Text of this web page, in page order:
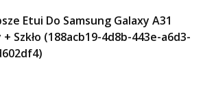
Etui Do Samsung Galaxy A31
Szkło (188acb19-4d8b-443e-a6d3-